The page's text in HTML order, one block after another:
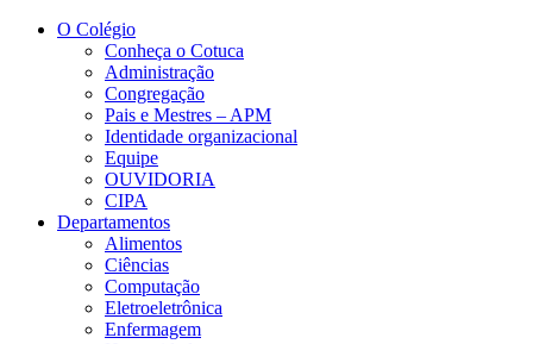
Conteúdo principal
O Colégio
Conheça o Cotuca
Administração
Congregação
Pais e Mestres – APM
Identidade organizacional
Equipe
OUVIDORIA
CIPA
Departamentos
Alimentos
Ciências
Computação
Eletroeletrônica
Enfermagem